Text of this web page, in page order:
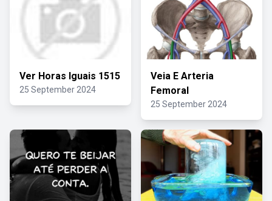
Ver Horas Iguais 1515
25 September 2024
Veia E Arteria
Femoral
25 September 2024